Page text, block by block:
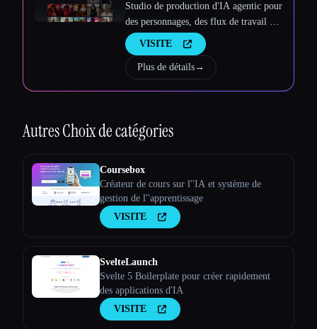
Studio de production d'IA agentic pour
des personnages, des flux de travail et
des vidéos cohérents
VISITE
Plus de détails→
AutresChoix de catégories
Coursebox
Créateur de cours sur l''IA et système de
gestion de l''apprentissage
VISITE
SvelteLaunch
Svelte 5 Boilerplate pour créer rapidement
des applications d'IA
VISITE